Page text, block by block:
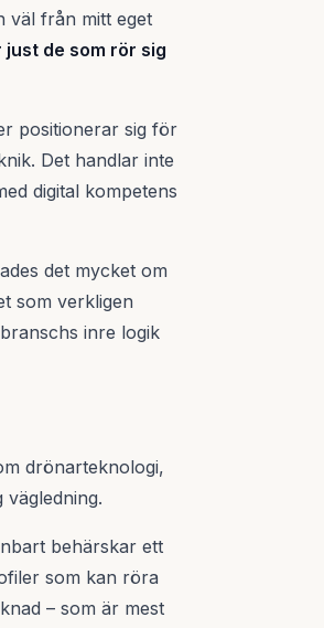
väl från mitt eget
de som rör sig
positionerar sig för
Det handlar inte
digital kompetens
det mycket om
som verkligen
inre logik
drönarteknologi,
behärskar ett
som kan röra
– som är mest